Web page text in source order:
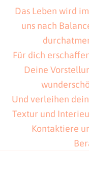
Das Leben wird
uns nach
Für dich
Deine
Und verleihen
Textur und
Kontaktiere